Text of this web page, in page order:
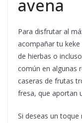
avena
Para disfrutar al
acompañar tu
de hierbas o
común en algunas
caseras de frutas
fresa, que aportan
Si deseas un